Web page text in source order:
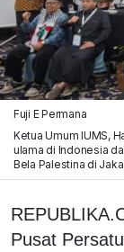
Fuji E Permana
Ketua Umum IUMS,
ulama di Indonesia
Bela Palestina di
Pusat